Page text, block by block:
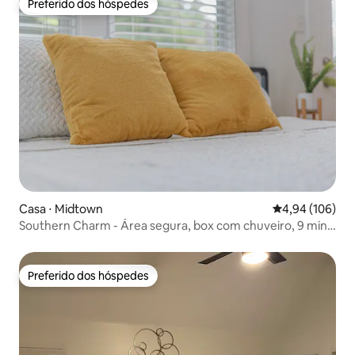
Preferido dos hóspedes
Preferido dos hóspedes
Casa ⋅ Midtown 4,94 de uma
4,94 (106)
Southern Charm - Área segura, box com chuveiro, 9 min
Preferido dos hóspedes
Preferido dos hóspedes